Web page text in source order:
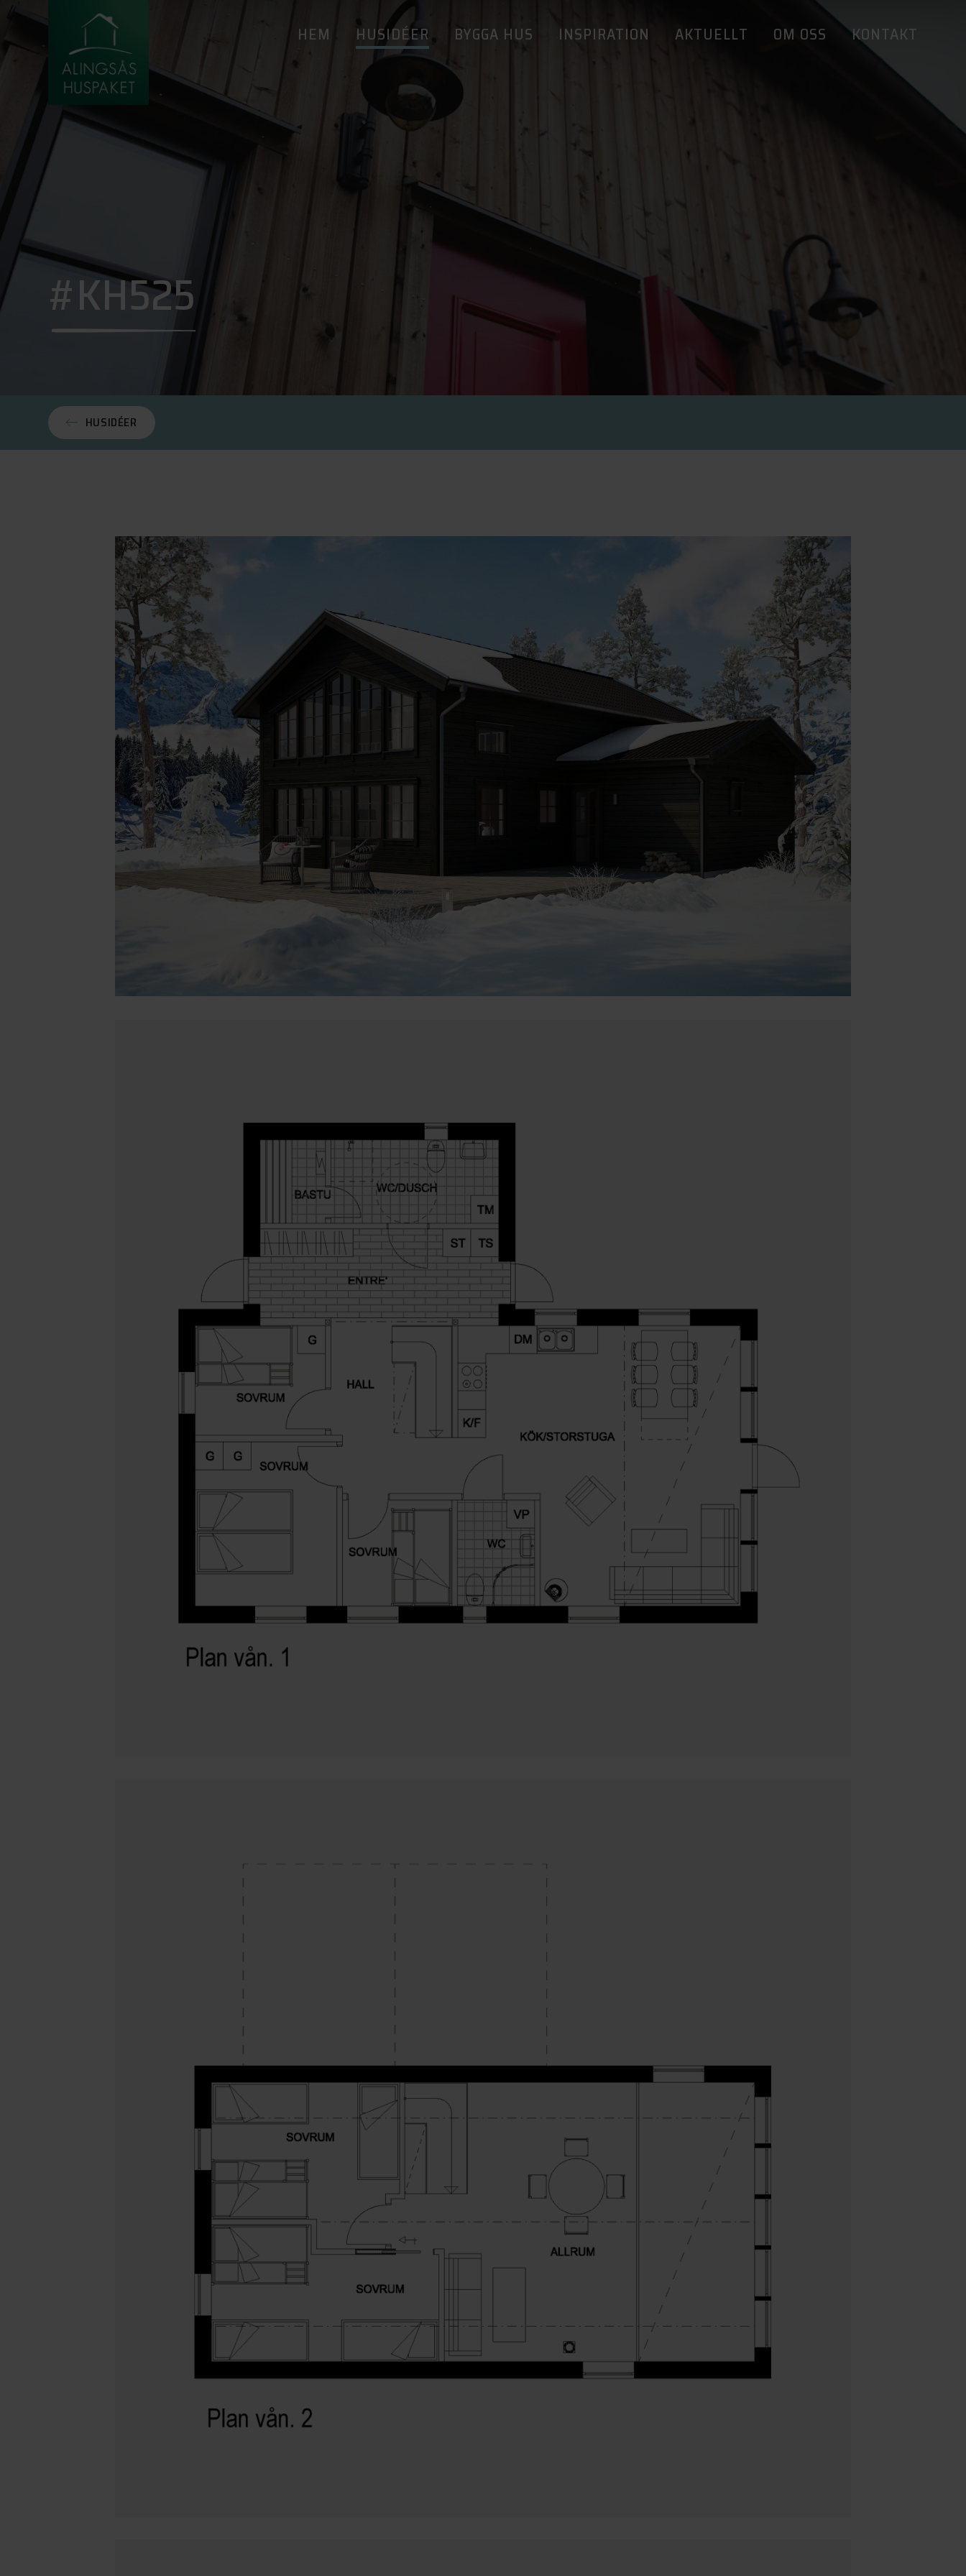
HEM HUSIDÉER BYGGA HUS INSPIRATION AKTUELLT OM OSS KONTAKT
#KH525
HUSIDÉER